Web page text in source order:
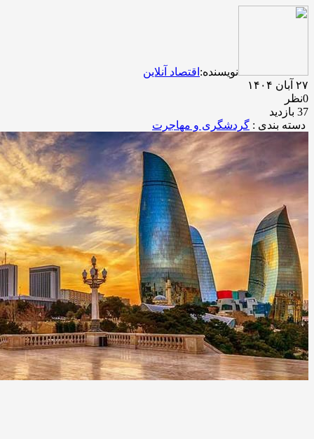
نویسنده: اقتصاد آنلاین
۲۷ آبان ۱۴۰۴
0نظر
37 بازدید
دسته بندی : گردشگری و مهاجرت